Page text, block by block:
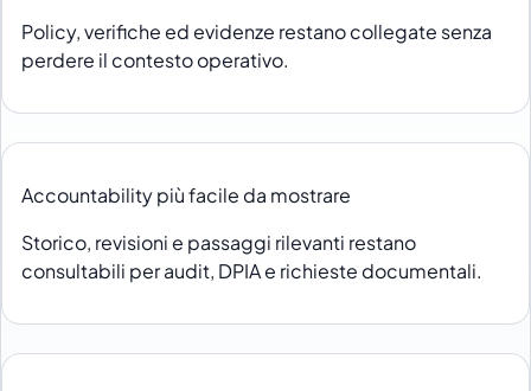
Policy, verifiche ed evidenze restano collegate senza
perdere il contesto operativo.
Accountability più facile da mostrare
Storico, revisioni e passaggi rilevanti restano
consultabili per audit, DPIA e richieste documentali.